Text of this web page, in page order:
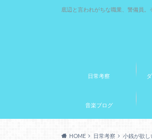
底辺と言われがちな職業、警備員。
日常考察
音楽ブログ
HOME 日常考察 小銭が欲し